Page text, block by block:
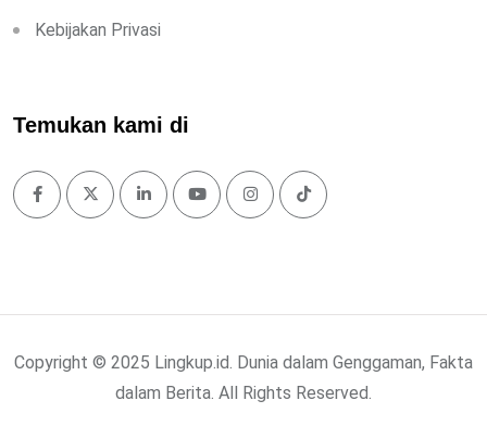
Kebijakan Privasi
Temukan kami di
Copyright © 2025 Lingkup.id. Dunia dalam Genggaman, Fakta
dalam Berita. All Rights Reserved.